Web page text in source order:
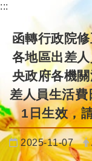
:::
函轉行政院
各地區出差
央政府各機
差人員生活費
1日生效，
日期：
2025-11-07